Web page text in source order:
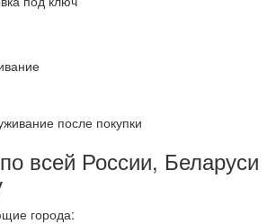
всей России, Беларуси
города: